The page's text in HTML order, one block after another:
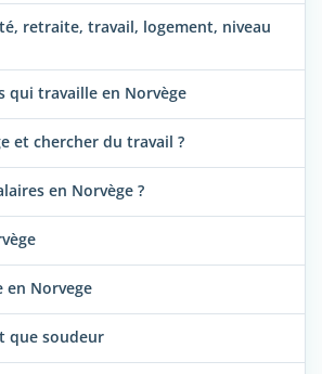
retraite, travail, logement, niveau
qui travaille en Norvège
et chercher du travail ?
en Norvège ?
en Norvege
que soudeur